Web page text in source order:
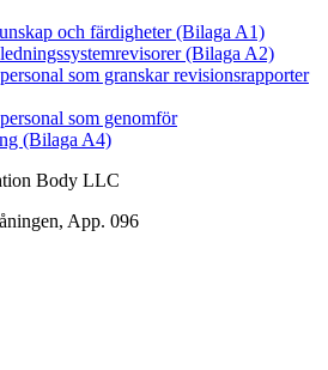
och färdigheter (Bilaga A1)
(Bilaga A2)
som granskar revisionsrapporter
som genomför
(Bilaga A4)
Body LLC
App. 096